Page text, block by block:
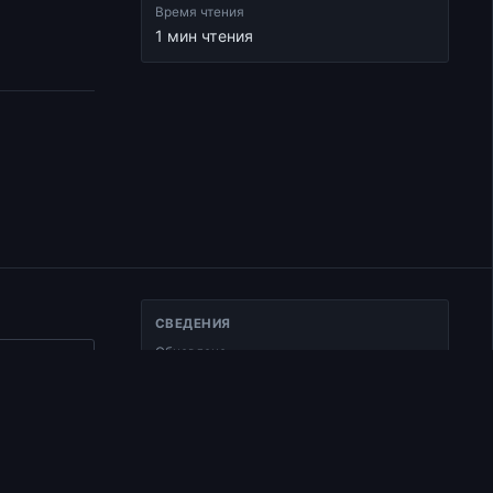
Время чтения
1 мин чтения
ссылку
СВЕДЕНИЯ
Обновлено